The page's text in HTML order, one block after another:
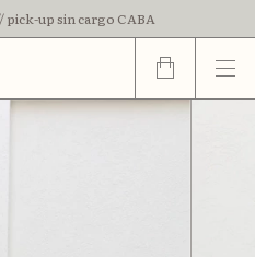
pick-up sin cargo CABA
off con transferencia